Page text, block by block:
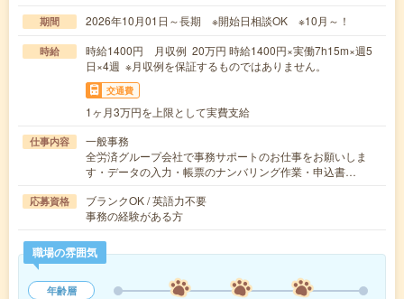
期間 2026年10月01日～長期 ※開始日相談OK ※10月～！
時給
時給1400円 月収例 20万円 時給1400円×実働7h15m×週5
日×4週 ※月収例を保証するものではありません。
交通費
1ヶ月3万円を上限として実費支給
仕事内容
一般事務
全労済グループ会社で事務サポートのお仕事をお願いしま
す・データの入力・帳票のナンバリング作業・申込書…
応募資格
ブランクOK / 英語力不要
事務の経験がある方
職場の雰囲気
年齢層